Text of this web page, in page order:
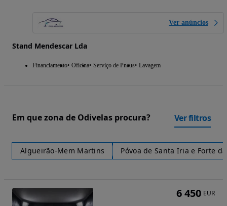
Ver anúncios
Stand Mendescar Lda
Financiamento Oficina Serviço de Pneus Lavagem
Em que zona de Odivelas procura? Ver filtros
Algueirão-Mem Martins Póvoa de Santa Iria e Forte
6 450 EUR